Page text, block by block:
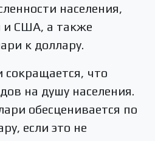
населения,
и США, а также
к доллару.
сокращается, что
на душу населения.
обесценивается по
если это не